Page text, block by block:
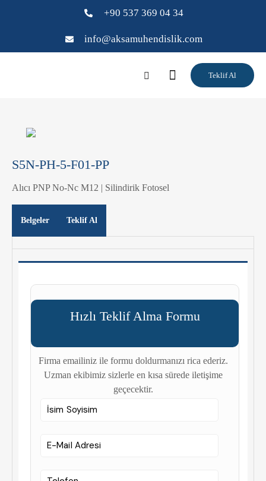
+90 537 369 04 34
info@aksamuhendislik.com
Teklif Al
S5N-PH-5-F01-PP
Alıcı PNP No-Nc M12 | Silindirik Fotosel
Belgeler Teklif Al
Hızlı Teklif Alma Formu
Firma emailiniz ile formu doldurmanızı rica ederiz.
Uzman ekibimiz sizlerle en kısa sürede iletişime
geçecektir.